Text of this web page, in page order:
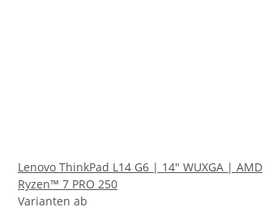
Lenovo ThinkPad L14 G6 | 14" WUXGA | AMD
Ryzen™ 7 PRO 250
Varianten ab